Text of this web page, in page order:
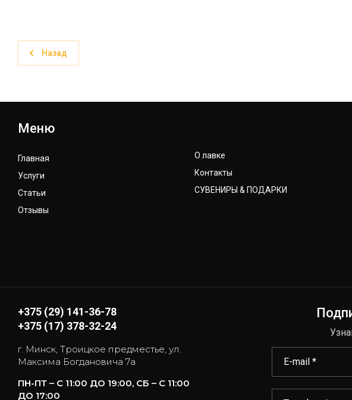
Назад
Меню
Главная
Услуги
Статьи
Отзывы
О лавке
Контакты
СУВЕНИРЫ & ПОДАРКИ
+375 (29) 141-36-78
+375 (17) 378-32-24
г. Минск, Троицкое предместье, ул.
Максима Богдановича 7а
ПН-ПТ – С 11:00 ДО 19:00, СБ – С 11:00
ДО 17:00